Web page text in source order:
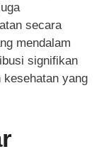
secara
mendalam
signifikan
yang